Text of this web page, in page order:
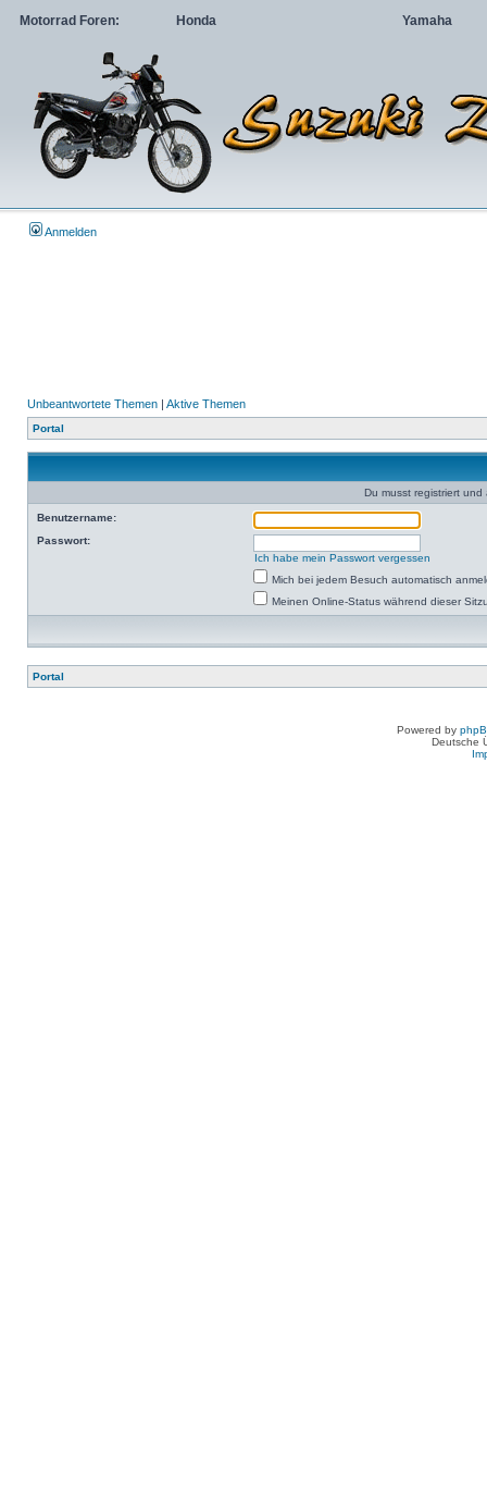
Motorrad Foren: Honda Yamaha
Anmelden
Unbeantwortete Themen | Aktive Themen
Portal
Du musst registriert
Benutzername:
Passwort:
Ich habe mein Passwort vergessen
Mich bei jedem Besuch automatisch
Meinen Online-Status während dieser
Portal
Powered by
Deutsche